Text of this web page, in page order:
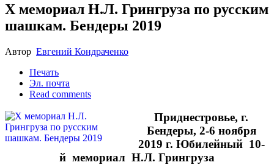
X мемориал Н.Л. Грингруза по русским
шашкам. Бендеры 2019
Автор Евгений Кондраченко
Печать
Эл. почта
Read comments
При­днестро­вье, г.
Бендеры, 2-6 ноября
2019 г. Юбилейный 10-
й мемориал Н.Л. Грингруза